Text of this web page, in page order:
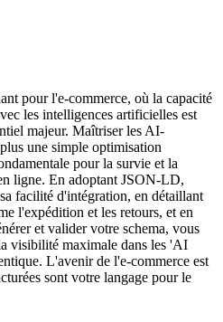
pour l'e-commerce, où la capacité
les intelligences artificielles est
majeur. Maîtriser les AI-
une simple optimisation
pour la survie et la
ligne. En adoptant JSON-LD,
facilité d'intégration, en détaillant
l'expédition et les retours, et en
et valider votre schema, vous
visibilité maximale dans les 'AI
L'avenir de l'e-commerce est
sont votre langage pour le